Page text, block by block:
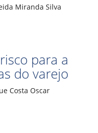
Miranda Silva
para a
do varejo
Costa Oscar